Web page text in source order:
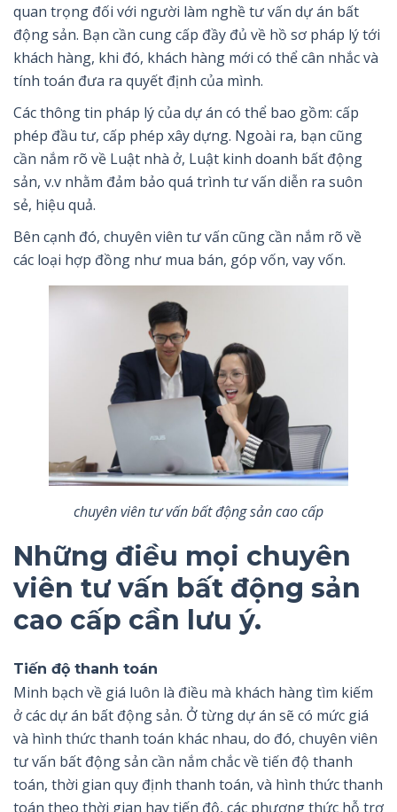
quan trọng đối với người làm nghề tư vấn dự án bất
động sản. Bạn cần cung cấp đầy đủ về hồ sơ pháp lý tới
khách hàng, khi đó, khách hàng mới có thể cân nhắc và
tính toán đưa ra quyết định của mình.
Các thông tin pháp lý của dự án có thể bao gồm: cấp
phép đầu tư, cấp phép xây dựng. Ngoài ra, bạn cũng
cần nắm rõ về Luật nhà ở, Luật kinh doanh bất động
sản, v.v nhằm đảm bảo quá trình tư vấn diễn ra suôn
sẻ, hiệu quả.
Bên cạnh đó, chuyên viên tư vấn cũng cần nắm rõ về
các loại hợp đồng như mua bán, góp vốn, vay vốn.
chuyên viên tư vấn bất động sản cao cấp
Những điều mọi chuyên
viên tư vấn bất động sản
cao cấp cần lưu ý.
Tiến độ thanh toán
Minh bạch về giá luôn là điều mà khách hàng tìm kiếm
ở các dự án bất động sản. Ở từng dự án sẽ có mức giá
và hình thức thanh toán khác nhau, do đó, chuyên viên
tư vấn bất động sản cần nắm chắc về tiến độ thanh
toán, thời gian quy định thanh toán, và hình thức thanh
toán theo thời gian hay tiến độ, các phương thức hỗ trợ